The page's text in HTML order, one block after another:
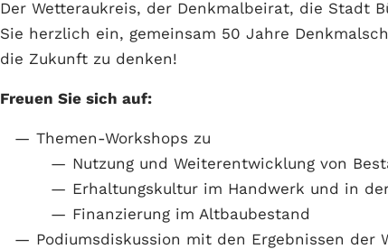
Der Wetteraukreis, der Denkmalbeirat, die Stadt
Sie herzlich ein, gemeinsam 50 Jahre
die Zukunft zu denken!
Freuen Sie sich auf:
Themen-Workshops zu
Nutzung und Weiterentwicklung von
Erhaltungskultur im Handwerk und in
Finanzierung im Altbaubestand
Podiumsdiskussion mit den Ergebnissen der